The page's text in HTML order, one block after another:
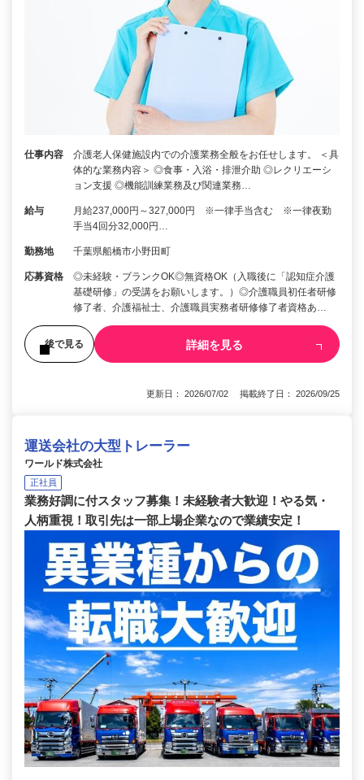
仕事内容
介護老人保健施設内での介護業務全般をお任せします。 ＜具
体的な業務内容＞ ◎食事・入浴・排泄介助 ◎レクリエーシ
ョン支援 ◎機能訓練業務及び関連業務…
給与
月給237,000円～327,000円 ※一律手当含む ※一律夜勤
手当4回分32,000円…
勤務地 千葉県船橋市小野田町
応募資格
◎未経験・ブランクOK◎無資格OK（入職後に「認知症介護
基礎研修」の受講をお願いします。）◎介護職員初任者研修
修了者、介護福祉士、介護職員実務者研修修了者資格あ…
後で見る 詳細を見る
更新日： 2026/07/02 掲載終了日： 2026/09/25
運送会社の大型トレーラー
ワールド株式会社
正社員
業務好調に付スタッフ募集！未経験者大歓迎！やる気・
人柄重視！取引先は一部上場企業なので業績安定！